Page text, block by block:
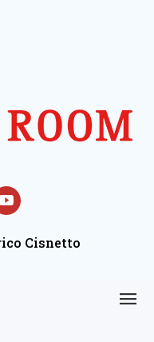
Cisnetto